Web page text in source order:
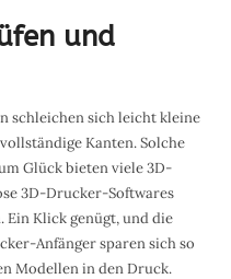
und
schleichen sich leicht kleine
Kanten. Solche
Glück bieten viele 3D-
3D-Drucker-Softwares
Klick genügt, und die
Anfänger sparen sich so
Modellen in den Druck.